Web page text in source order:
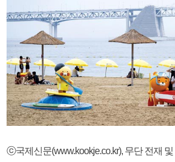
ⓒ국제신문(www.kookje.co.kr), 무단 전재